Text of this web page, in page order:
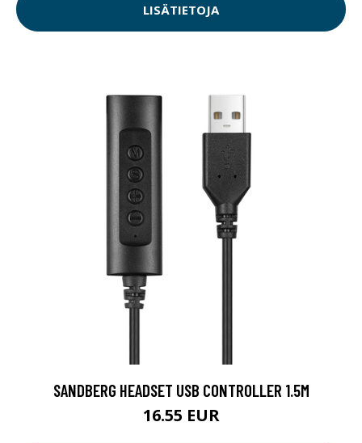
LISÄTIETOJA
SANDBERG HEADSET USB CONTROLLER 1.5M
16.55 EUR